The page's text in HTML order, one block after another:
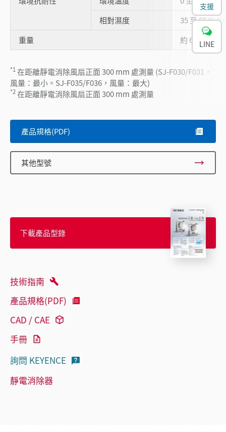
相對濕度
35 至 65 %
重量
約 620 g
*1 在距離靜電消除風扇正面 300 mm 處測量 (SJ-F030/F031，
風量：最小。SJ-F035/F036，風量：最大)
*2在距離靜電消除風扇正面 300 mm 處測量
產品規格(PDF)
其他型號
下載產品型錄
技術指南
產品規格(PDF)
CAD / CAE
手冊
詢問 KEYENCE
靜電消除器
支援
LINE